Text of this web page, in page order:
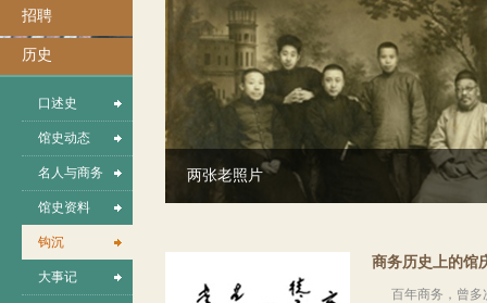
招聘
历史
口述史
馆史动态
名人与商务
馆史资料
钩沉
大事记
我馆职工参加上海工人第三次武装起义
商务历史上的馆
百年商务，曾多